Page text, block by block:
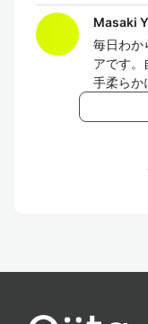
Masaki
毎日わか
アです。
手柔らか